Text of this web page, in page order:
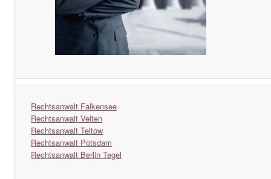
Rechtsanwalt Falkensee
Rechtsanwalt Velten
Rechtsanwalt Teltow
Rechtsanwalt Potsdam
Rechtsanwalt Berlin Tegel